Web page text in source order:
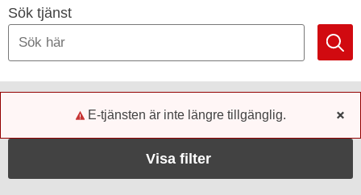
kommun
Sök tjänst
E-tjänsten är inte längre tillgänglig. x
Visa filter